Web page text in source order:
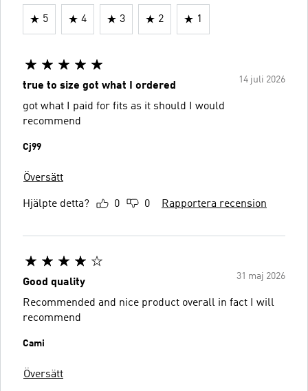
5 4 3 2 1
14 juli 2026
true to size got what I ordered
got what I paid for fits as it should I would
recommend
Cj99
Översätt
Hjälpte detta? 0 0 Rapportera recension
31 maj 2026
Good quality
Recommended and nice product overall in fact I will
recommend
Cami
Översätt